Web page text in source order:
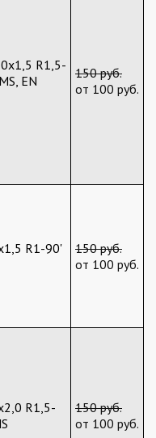
R1,5-
EN
150 руб.
от 100 руб.
R1-90'
150 руб.
от 100 руб.
R1,5-
150 руб.
от 100 руб.